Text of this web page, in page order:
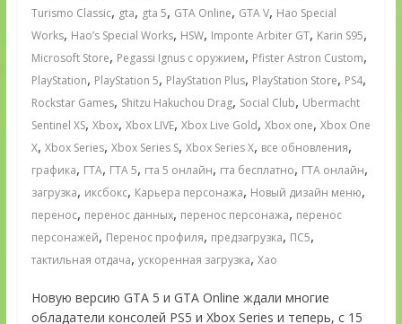
Turismo Classic, gta, gta 5, GTA Online, GTA V, Hao Special
Works, Hao’s Special Works, HSW, Imponte Arbiter GT, Karin S95,
Microsoft Store, Pegassi Ignus с оружием, Pfister Astron Custom,
PlayStation, PlayStation 5, PlayStation Plus, PlayStation Store, PS4,
Rockstar Games, Shitzu Hakuchou Drag, Social Club, Ubermacht
Sentinel XS, Xbox, Xbox LIVE, Xbox Live Gold, Xbox one, Xbox One
X, Xbox Series, Xbox Series S, Xbox Series X, все обновления,
графика, ГТА, ГТА 5, гта 5 онлайн, гта бесплатно, ГТА онлайн,
загрузка, иксбокс, Карьера персонажа, Новый дизайн меню,
перенос, перенос данных, перенос персонажа, перенос
персонажей, Перенос профиля, предзагрузка, ПС5,
тактильная отдача, ускоренная загрузка, Хао
Новую версию GTA 5 и GTA Online ждали многие
обладатели консолей PS5 и Xbox Series и теперь, с 15